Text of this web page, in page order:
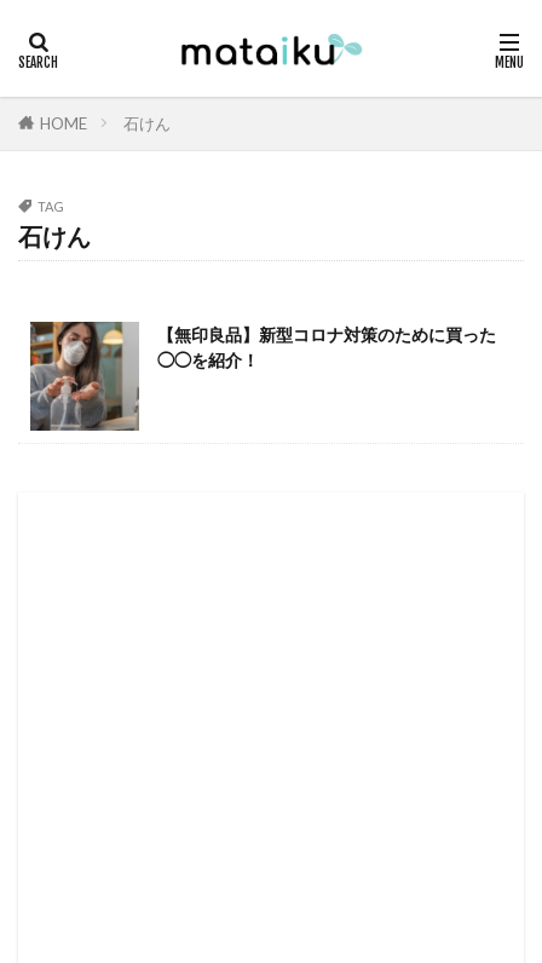
HOME 石けん
TAG
石けん
【無印良品】新型コロナ対策のために買った
◯◯を紹介！